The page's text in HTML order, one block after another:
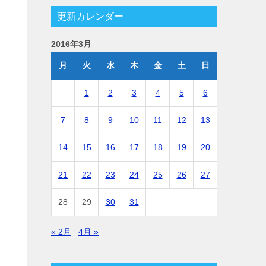
更新カレンダー
2016年3月
月 火 水 木 金 土 日
1 2 3 4 5 6
7 8 9 10 11 12 13
14 15 16 17 18 19 20
21 22 23 24 25 26 27
28 29 30 31
« 2月 4月 »